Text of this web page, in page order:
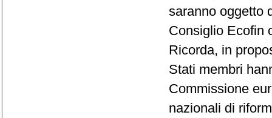
saranno oggetto
Consiglio Ecofin
Ricorda, in
Stati membri
Commissione
nazionali di